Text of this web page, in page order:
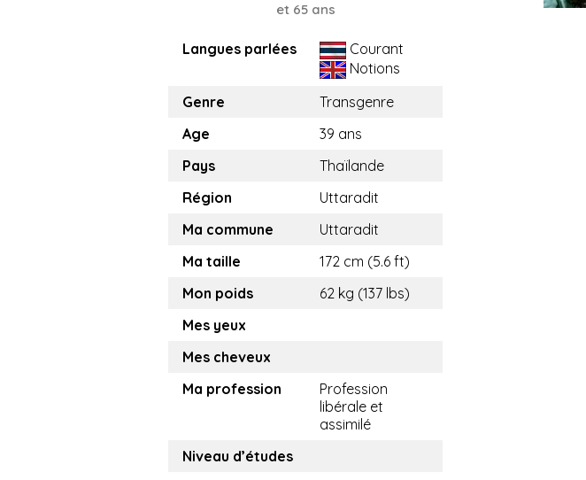
et 65 ans
Langues parlées
Courant
Notions
Genre
Transgenre
Age
39 ans
Pays
Thaïlande
Région
Uttaradit
Ma commune
Uttaradit
Ma taille
172 cm (5.6 ft)
Mon poids
62 kg (137 lbs)
Mes yeux
Mes cheveux
Ma profession
Profession
libérale et
assimilé
Niveau d’études